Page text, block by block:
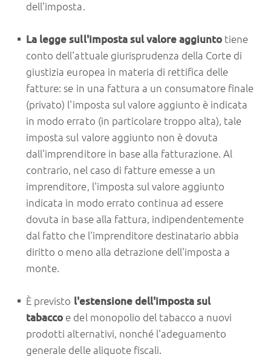
dell'imposta.
La legge sull'imposta sul valore aggiunto tiene
conto dell'attuale giurisprudenza della Corte di
giustizia europea in materia di rettifica delle
fatture: se in una fattura a un consumatore finale
(privato) l'imposta sul valore aggiunto è indicata
in modo errato (in particolare troppo alta), tale
imposta sul valore aggiunto non è dovuta
dall'imprenditore in base alla fatturazione. Al
contrario, nel caso di fatture emesse a un
imprenditore, l'imposta sul valore aggiunto
indicata in modo errato continua ad essere
dovuta in base alla fattura, indipendentemente
dal fatto che l'imprenditore destinatario abbia
diritto o meno alla detrazione dell'imposta a
monte.
È previsto l'estensione dell'imposta sul
tabacco e del monopolio del tabacco a nuovi
prodotti alternativi, nonché l'adeguamento
generale delle aliquote fiscali.